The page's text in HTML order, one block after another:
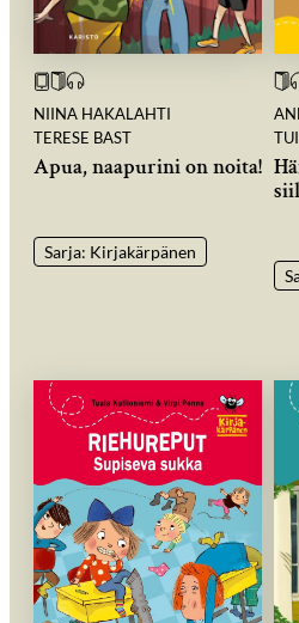
NIINA HAKALAHTI
TERESE BAST
Apua, naapurini on noita!
Sarja: Kirjakärpänen